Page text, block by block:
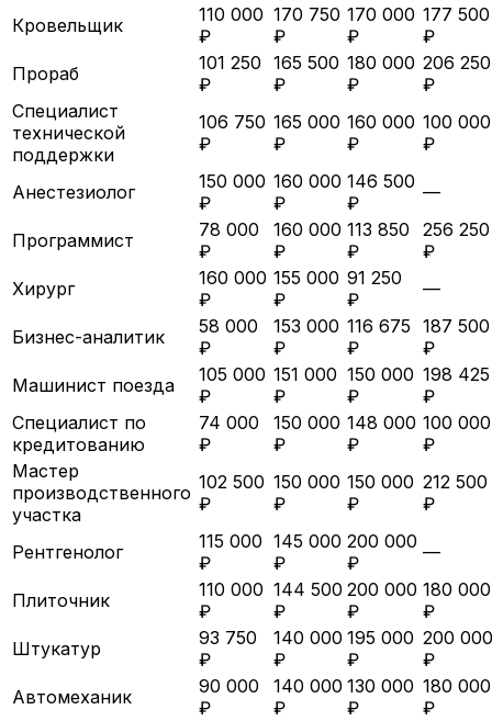
Кровельщик
110 000
₽
170 750
₽
170 000
₽
177 500
₽
Прораб
101 250
₽
165 500
₽
180 000
₽
206 250
₽
Специалист
технической
поддержки
106 750
₽
165 000
₽
160 000
₽
100 000
₽
Анестезиолог
150 000
₽
160 000
₽
146 500
₽
—
Программист
78 000
₽
160 000
₽
113 850
₽
256 250
₽
Хирург
160 000
₽
155 000
₽
91 250
₽
—
Бизнес-аналитик
58 000
₽
153 000
₽
116 675
₽
187 500
₽
Машинист поезда
105 000
₽
151 000
₽
150 000
₽
198 425
₽
Специалист по
кредитованию
74 000
₽
150 000
₽
148 000
₽
100 000
₽
Мастер
производственного
участка
102 500
₽
150 000
₽
150 000
₽
212 500
₽
Рентгенолог
115 000
₽
145 000
₽
200 000
₽
—
Плиточник
110 000
₽
144 500
₽
200 000
₽
180 000
₽
Штукатур
93 750
₽
140 000
₽
195 000
₽
200 000
₽
Автомеханик
90 000
₽
140 000
₽
130 000
₽
180 000
₽